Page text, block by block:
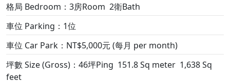
格局 Bedroom：3房Room 2衛Bath
車位 Parking：1位
車位 Car Park：NT$5,000元 (每月 per month)
坪數 Size (Gross)：46坪Ping 151.8 Sq meter 1,638 Sq
feet